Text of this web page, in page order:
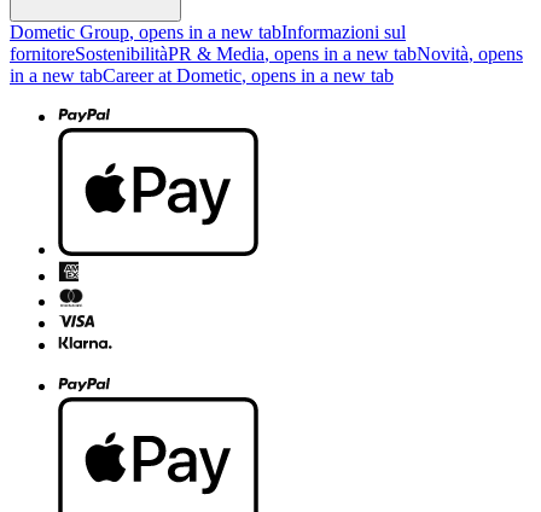
Dometic Group, opens in a new tabInformazioni sul
fornitoreSostenibilitàPR & Media, opens in a new tabNovità, opens
in a new tabCareer at Dometic, opens in a new tab